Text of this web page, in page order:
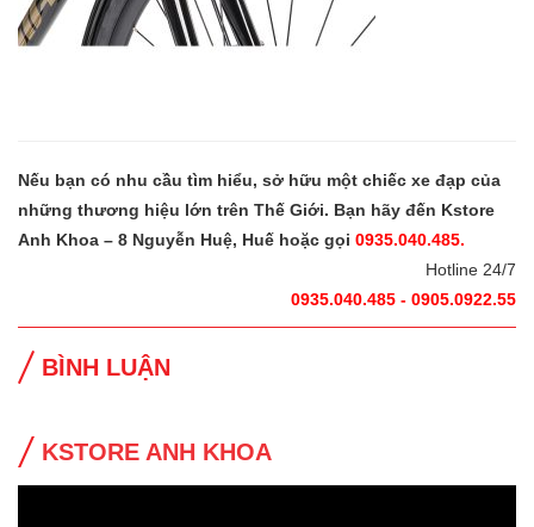
Nếu bạn có nhu cầu tìm hiểu, sở hữu một chiếc xe đạp của
những thương hiệu lớn trên Thế Giới. Bạn hãy đến Kstore
Anh Khoa – 8 Nguyễn Huệ, Huế hoặc gọi 0935.040.485.
Hotline 24/7
0935.040.485 - 0905.0922.55
BÌNH LUẬN
KSTORE ANH KHOA